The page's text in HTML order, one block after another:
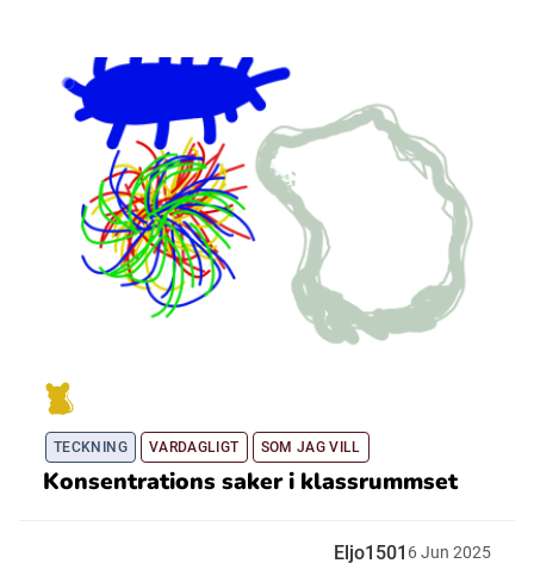
TECKNING VARDAGLIGT SOM JAG VILL
Konsentrations saker i klassrummset
Eljo1501 6Jun 2025